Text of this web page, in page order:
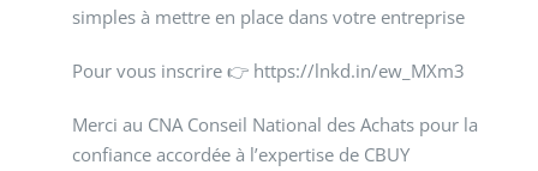
simples à mettre en place dans votre entreprise
Pour vous inscrire 👉 https://lnkd.in/ew_MXm3
Merci au CNA Conseil National des Achats pour la
confiance accordée à l’expertise de CBUY